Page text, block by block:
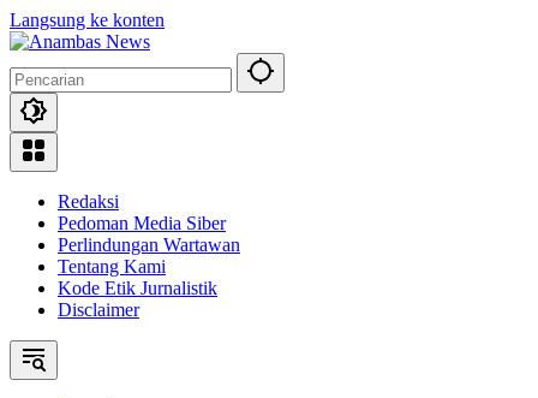
Langsung ke konten
Redaksi
Pedoman Media Siber
Perlindungan Wartawan
Tentang Kami
Kode Etik Jurnalistik
Disclaimer